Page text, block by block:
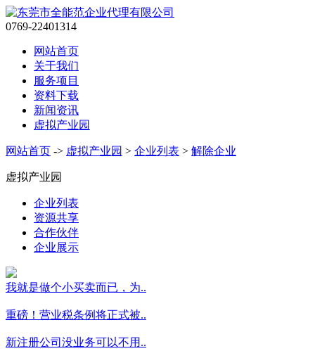
0769-22401314
网站首页
关于我们
服务项目
资料下载
新闻资讯
虚拟产业园
网站首页 -> 虚拟产业园 > 企业列表 > 解除企业
虚拟产业园
企业列表
资源共享
合作伙伴
企业展示
我就是做个小买卖而已，为..
重磅！营业税条例将正式被..
新注册公司没业务可以不用..